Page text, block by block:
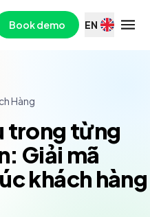
Book demo EN
Hàng
trong từng
Giải mã
khách hàng